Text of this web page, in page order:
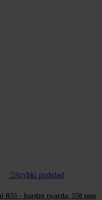
 Szybki podgląd
R55 - bardzo twarda, 550 mm